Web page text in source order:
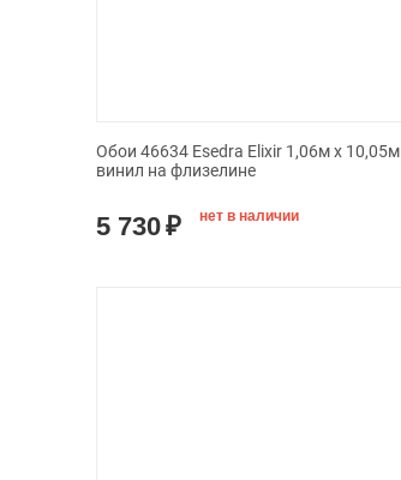
Обои 46634 Esedra Elixir 1,06м х 10,05м
винил на флизелине
5 730₽ нет в наличии